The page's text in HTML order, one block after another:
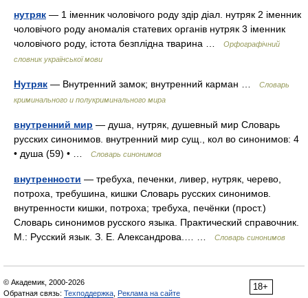
нутряк — 1 іменник чоловічого роду здір діал. нутряк 2 іменник
чоловічого роду аномалія статевих органів нутряк 3 іменник
чоловічого роду, істота безплідна тварина …
Орфографічний
словник української мови
Нутряк — Внутренний замок; внутренний карман …
Словарь
криминального и полукриминального мира
внутренний мир — душа, нутряк, душевный мир Словарь
русских синонимов. внутренний мир сущ., кол во синонимов: 4
• душа (59) • …
Словарь синонимов
внутренности — требуха, печенки, ливер, нутряк, черево,
потроха, требушина, кишки Словарь русских синонимов.
внутренности кишки, потроха; требуха, печёнки (прост.)
Словарь синонимов русского языка. Практический справочник.
М.: Русский язык. З. Е. Александрова.… …
Словарь синонимов
18+
© Академик, 2000-2026
Обратная связь: Техподдержка Реклама на сайте